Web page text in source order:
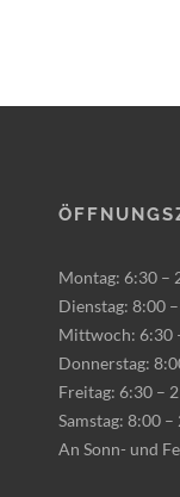
Montag: 6:30 –
Dienstag: 8:00
Mittwoch: 6:30
Donnerstag:
Freitag: 6:30 –
Samstag: 8:00
An Sonn- und